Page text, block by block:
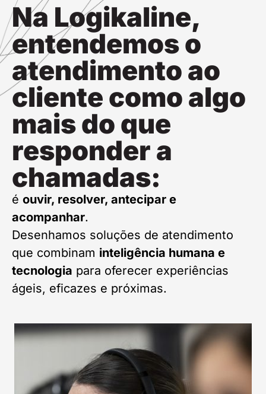
Na Logikaline,
entendemos o
atendimento ao
cliente como algo
mais do que
responder a
chamadas:
é ouvir, resolver, antecipar e
acompanhar.
Desenhamos soluções de atendimento
que combinam inteligência humana e
tecnologia para oferecer experiências
ágeis, eficazes e próximas.